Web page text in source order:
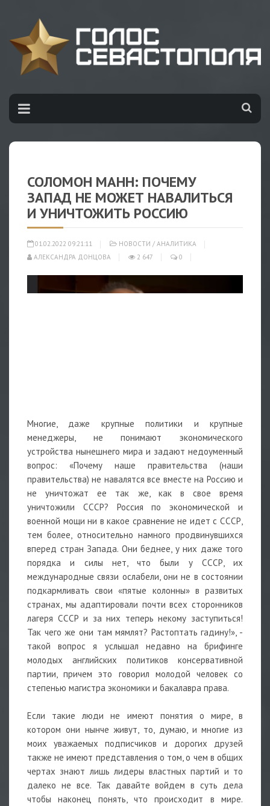
СОЛОМОН МАНН: ПОЧЕМУ
ЗАПАД НЕ МОЖЕТ НАВАЛИТЬСЯ
И УНИЧТОЖИТЬ РОССИЮ
01.02.2022 09:21:11 НОВОСТИ / АНАЛИТИКА
АЛЕКСАНДРА ДОНЦОВА
2 647 0
Многие, даже крупные политики и крупные
менеджеры, не понимают экономического
устройства нынешнего мира и задают недоуменный
вопрос: «Почему наше правительства (наши
правительства) не навалятся все вместе на Россию и
не уничтожат ее так же, как в свое время
уничтожили СССР? Россия по экономической и
военной мощи ни в какое сравнение не идет с СССР,
тем более, относительно намного продвинувшихся
вперед стран Запада. Они беднее, у них даже того
порядка и силы нет, что были у СССР, их
международные связи ослабели, они не в состоянии
подкармливать свои «пятые колонны» в развитых
странах, мы адаптировали почти всех сторонников
лагеря СССР и за них теперь некому заступиться!
Так чего же они там мямлят? Растоптать гадину!», -
такой вопрос я услышал недавно на брифинге
молодых английских политиков консервативной
партии, причем это говорил молодой человек со
степенью магистра экономики и бакалавра права.
Если такие люди не имеют понятия о мире, в
котором они нынче живут, то, думаю, и многие из
моих уважаемых подписчиков и дорогих друзей
также не имеют представления о том, о чем в общих
чертах знают лишь лидеры властных партий и то
далеко не все. Так давайте войдем в суть дела
чтобы наконец понять, что происходит в мире.